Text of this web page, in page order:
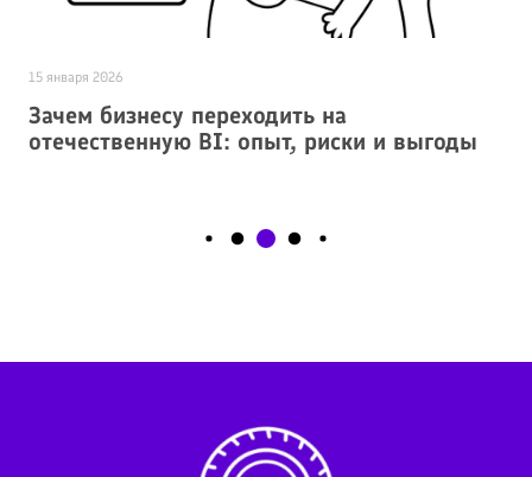
15 января 2026
Зачем бизнесу переходить на
отечественную BI: опыт, риски и выгоды